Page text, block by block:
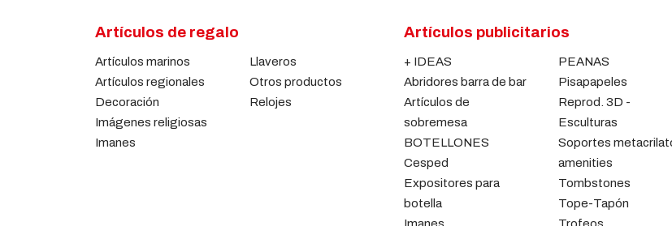
Artículos de regalo
Artículos marinos
Artículos regionales
Decoración
Imágenes religiosas
Imanes
Llaveros
Otros productos
Relojes
Artículos publicitarios
+ IDEAS
Abridores barra de bar
Artículos de
sobremesa
BOTELLONES
Cesped
Expositores para
botella
PEANAS
Pisapapeles
Reprod. 3D -
Esculturas
Soportes
amenities
Tombstones
Tope-Tapón